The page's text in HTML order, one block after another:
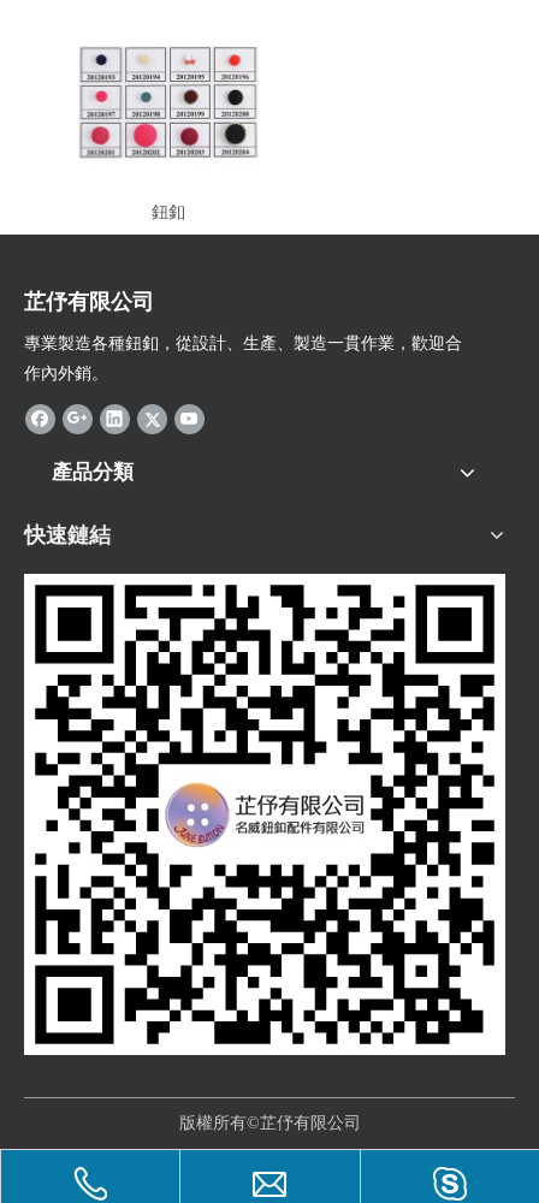
鈕釦
芷伃有限公司
專業製造各種鈕釦，從設計、生產、製造一貫作業，歡迎合
作內外銷。
產品分類
快速鏈結
版權所有©芷伃有限公司